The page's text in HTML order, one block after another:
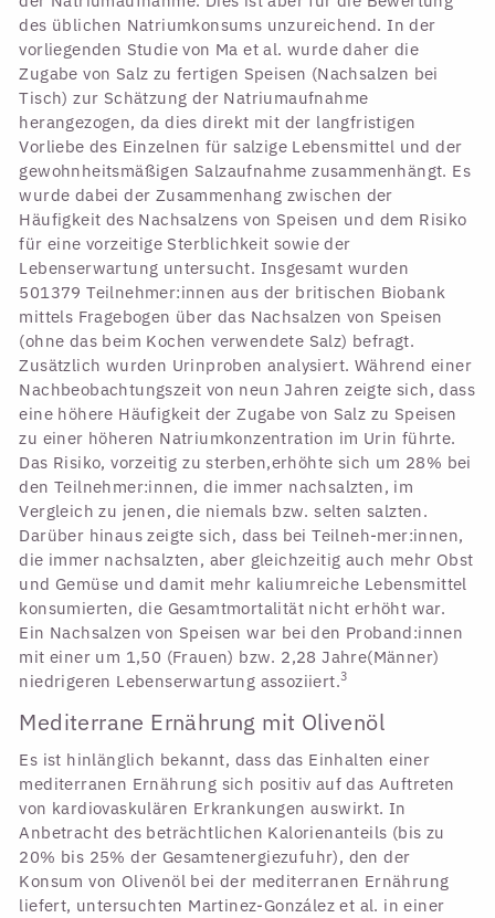
des üblichen Natriumkonsums unzureichend. In der
vorliegenden Studie von Ma et al. wurde daher die
Zugabe von Salz zu fertigen Speisen (Nachsalzen bei
Tisch) zur Schätzung der Natriumaufnahme
herangezogen, da dies direkt mit der langfristigen
Vorliebe des Einzelnen für salzige Lebensmittel und der
gewohnheitsmäßigen Salzaufnahme zusammenhängt. Es
wurde dabei der Zusammenhang zwischen der
Häufigkeit des Nachsalzens von Speisen und dem Risiko
für eine vorzeitige Sterblichkeit sowie der
Lebenserwartung untersucht. Insgesamt wurden
501379 Teilnehmer:innen aus der britischen Biobank
mittels Fragebogen über das Nachsalzen von Speisen
(ohne das beim Kochen verwendete Salz) befragt.
Zusätzlich wurden Urinproben analysiert. Während einer
Nachbeobachtungszeit von neun Jahren zeigte sich, dass
eine höhere Häufigkeit der Zugabe von Salz zu Speisen
zu einer höheren Natriumkonzentration im Urin führte.
Das Risiko, vorzeitig zu sterben,erhöhte sich um 28% bei
den Teilnehmer:innen, die immer nachsalzten, im
Vergleich zu jenen, die niemals bzw. selten salzten.
Darüber hinaus zeigte sich, dass bei Teilneh-mer:innen,
die immer nachsalzten, aber gleichzeitig auch mehr Obst
und Gemüse und damit mehr kaliumreiche Lebensmittel
konsumierten, die Gesamtmortalität nicht erhöht war.
Ein Nachsalzen von Speisen war bei den Proband:innen
mit einer um 1,50 (Frauen) bzw. 2,28 Jahre(Männer)
niedrigeren Lebenserwartung assoziiert.3
Mediterrane Ernährung mit Olivenöl
Es ist hinlänglich bekannt, dass das Einhalten einer
mediterranen Ernährung sich positiv auf das Auftreten
von kardiovaskulären Erkrankungen auswirkt. In
Anbetracht des beträchtlichen Kalorienanteils (bis zu
20% bis 25% der Gesamtenergiezufuhr), den der
Konsum von Olivenöl bei der mediterranen Ernährung
liefert, untersuchten Martinez-González et al. in einer